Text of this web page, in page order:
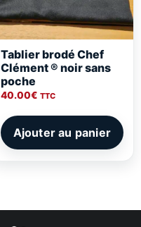
Tablier brodé Chef
Clément ® noir sans
poche
40.00€ TTC
Ajouter au panier